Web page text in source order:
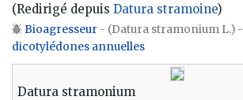
(Redirigé depuis Datura stramoine)
Aller à :navigation,rechercher
Bioagresseur - (Datura stramonium L.) -
dicotylédones annuelles
Datura stramonium